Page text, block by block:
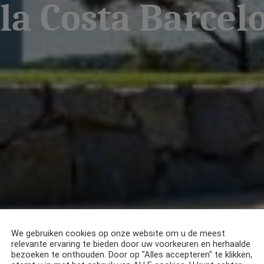
Costa
We gebruiken cookies op onze website om u de meest
relevante ervaring te bieden door uw voorkeuren en herhaalde
bezoeken te onthouden. Door op "Alles accepteren" te klikken,